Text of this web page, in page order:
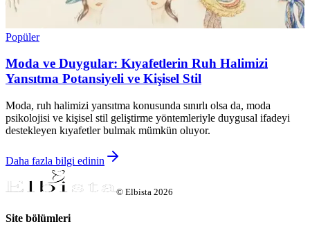
Popüler
Moda ve Duygular: Kıyafetlerin Ruh Halimizi
Yansıtma Potansiyeli ve Kişisel Stil
Moda, ruh halimizi yansıtma konusunda sınırlı olsa da, moda
psikolojisi ve kişisel stil geliştirme yöntemleriyle duygusal ifadeyi
destekleyen kıyafetler bulmak mümkün oluyor.
Daha fazla bilgi edinin
© Elbista 2026
Site bölümleri